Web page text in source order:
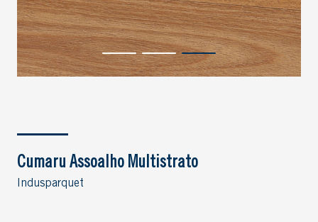
Cumaru Assoalho Multistrato
Indusparquet